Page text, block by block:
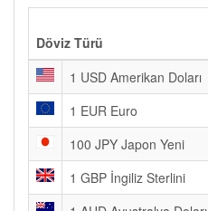
Döviz Türü
1 USD Amerikan Doları
1 EUR Euro
100 JPY Japon Yeni
1 GBP İngiliz Sterlini